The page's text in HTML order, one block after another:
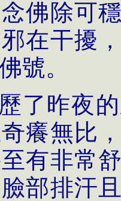
佛除可
在干擾
號。
歷了昨夜
癢無比
有非常
部排汗